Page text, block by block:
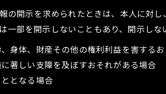
の開示を求められたときは、本人に対
一部を開示しないこともあり、開示し
身体、財産その他の権利利益を害する
著しい支障を及ぼすおそれがある場合
となる場合